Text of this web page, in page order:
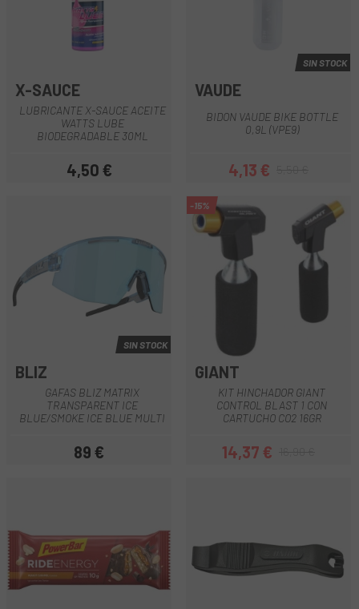
X-SAUCE
LUBRICANTE X-SAUCE ACEITE
WATTS LUBE
BIODEGRADABLE 30ML
Precio
4,50 €
SIN STOCK
VAUDE
BIDON VAUDE BIKE BOTTLE
0,9L (VPE9)
Precio
4,13 €Precio regular
SIN STOCK
BLIZ
GAFAS BLIZ MATRIX
TRANSPARENT ICE
BLUE/SMOKE ICE BLUE MULTI
Precio
89 €
-15%
GIANT
KIT HINCHADOR GIANT
CONTROL BLAST 1 CON
CARTUCHO CO2 16GR
Precio
14,37 €Precio regular